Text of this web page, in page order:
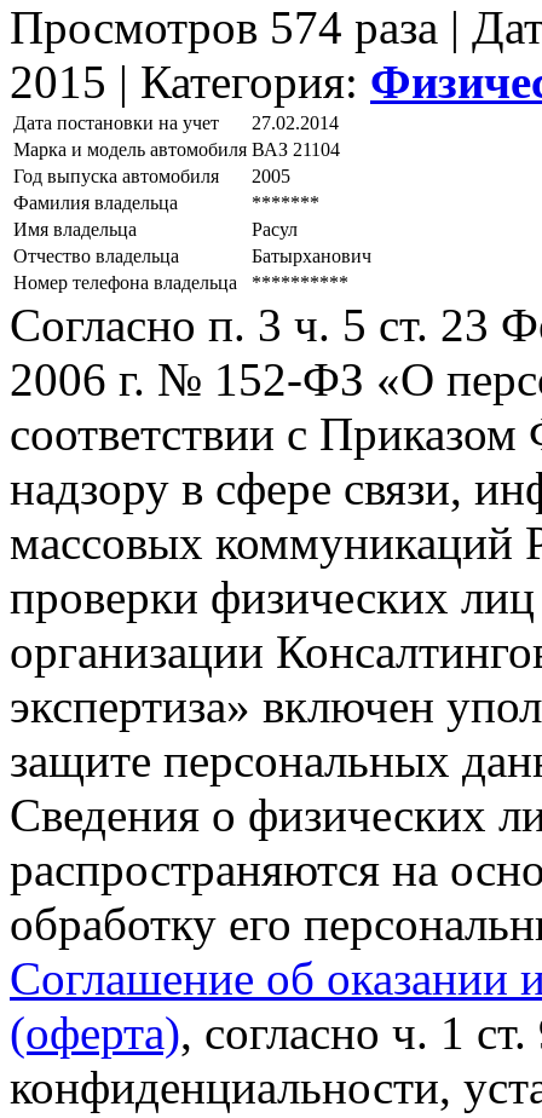
Просмотров 574 раза |
2015 | Категория:
Дата постановки на учет
27.02.2014
Марка и модель автомобиля ВАЗ 21104
Год выпуска автомобиля
2005
Фамилия владельца
*******
Имя владельца
Расул
Отчество владельца
Батырханович
Номер телефона владельца
**********
Согласно п. 3 ч. 5 ст. 23
2006 г. № 152-ФЗ «О
соответствии с
надзору в сфере связи,
массовых коммуникаций
проверки физических
организации
экспертиза» включен
защите персональных
Сведения о физических
распространяются на
обработку его
Соглашение об оказании
(оферта), согласно ч. 1
конфиденциальности,